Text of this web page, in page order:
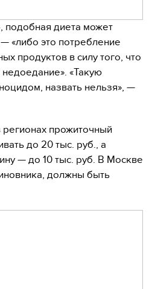
подобная диета может
«либо это потребление
продуктов в силу того, что
«Такую
назвать нельзя», —
регионах прожиточный
до 20 тыс. руб., а
— до 10 тыс. руб. В Москве
должны быть